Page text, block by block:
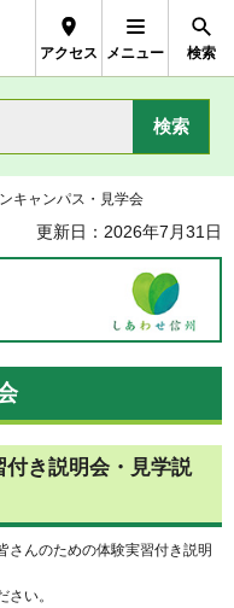
アクセス メニュー 検索
キャンパス・見学会
更新日：2026年7月31日
き説明会・見学説
さんのための体験実習付き説明
い。